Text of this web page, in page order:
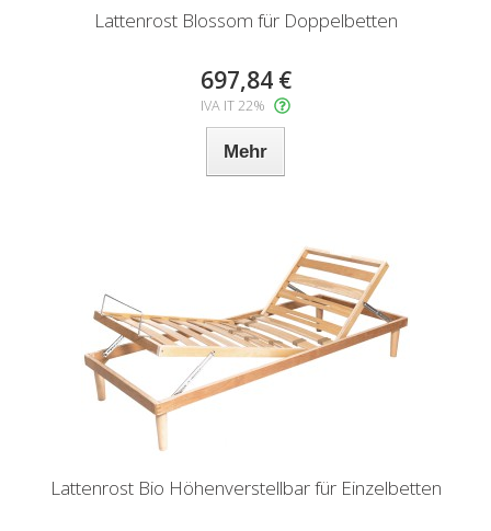
Lattenrost Blossom für Doppelbetten
697,84 €
IVA IT 22%
Mehr
Lattenrost Bio Höhenverstellbar für Einzelbetten